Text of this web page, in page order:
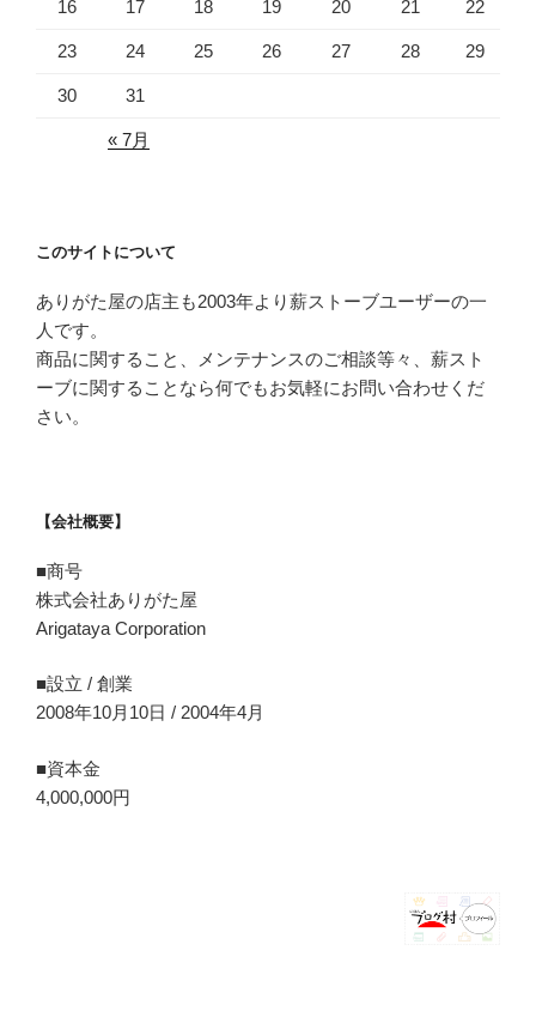
16 17 18 19 20 21 22
23 24 25 26 27 28 29
30 31
« 7月
このサイトについて
ありがた屋の店主も2003年より薪ストーブユーザーの一
人です。
商品に関すること、メンテナンスのご相談等々、薪スト
ーブに関することなら何でもお気軽にお問い合わせくだ
さい。
【会社概要】
■商号
株式会社ありがた屋
Arigataya Corporation
■設立 / 創業
2008年10月10日 / 2004年4月
■資本金
4,000,000円